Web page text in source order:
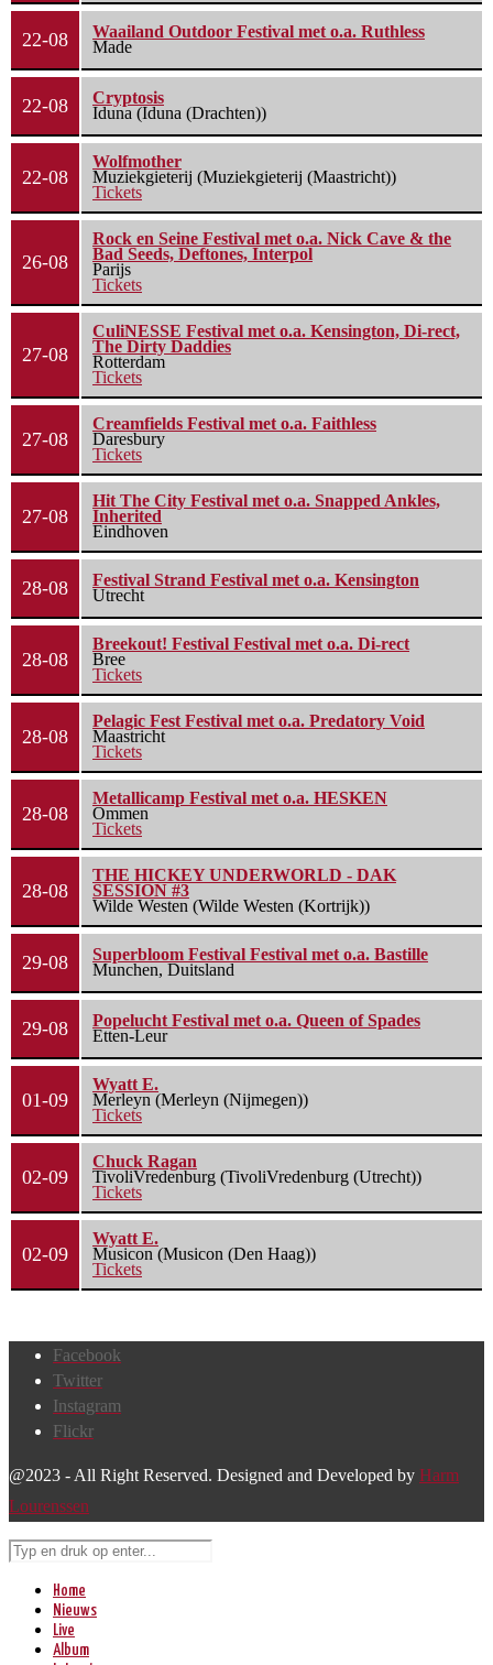
22-08
Waailand Outdoor Festival met o.a. Ruthless
Made
22-08
Cryptosis
Iduna (Iduna (Drachten))
22-08
Wolfmother
Muziekgieterij (Muziekgieterij (Maastricht))
Tickets
26-08
Rock en Seine Festival met o.a. Nick Cave & the
Bad Seeds, Deftones, Interpol
Parijs
Tickets
27-08
CuliNESSE Festival met o.a. Kensington, Di-rect,
The Dirty Daddies
Rotterdam
Tickets
27-08
Creamfields Festival met o.a. Faithless
Daresbury
Tickets
27-08
Hit The City Festival met o.a. Snapped Ankles,
Inherited
Eindhoven
28-08
Festival Strand Festival met o.a. Kensington
Utrecht
28-08
Breekout! Festival Festival met o.a. Di-rect
Bree
Tickets
28-08
Pelagic Fest Festival met o.a. Predatory Void
Maastricht
Tickets
28-08
Metallicamp Festival met o.a. HESKEN
Ommen
Tickets
28-08
THE HICKEY UNDERWORLD - DAK
SESSION #3
Wilde Westen (Wilde Westen (Kortrijk))
29-08
Superbloom Festival Festival met o.a. Bastille
Munchen, Duitsland
29-08
Popelucht Festival met o.a. Queen of Spades
Etten-Leur
01-09
Wyatt E.
Merleyn (Merleyn (Nijmegen))
Tickets
02-09
Chuck Ragan
TivoliVredenburg (TivoliVredenburg (Utrecht))
Tickets
02-09
Wyatt E.
Musicon (Musicon (Den Haag))
Tickets
Facebook
Twitter
Instagram
Flickr
@2023 - All Right Reserved. Designed and Developed by Harm
Lourenssen
Home
Nieuws
Live
Album